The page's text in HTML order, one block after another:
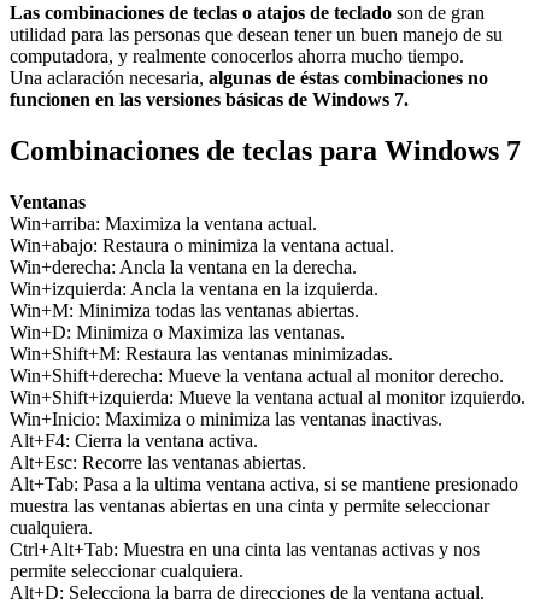
Las combinaciones de teclas o atajos de teclado son de gran
utilidad para las personas que desean tener un buen manejo de su
computadora, y realmente conocerlos ahorra mucho tiempo.
Una aclaración necesaria, algunas de éstas combinaciones no
funcionen en las versiones básicas de Windows 7.
Combinaciones de teclas para Windows 7
Ventanas
Win+arriba: Maximiza la ventana actual.
Win+abajo: Restaura o minimiza la ventana actual.
Win+derecha: Ancla la ventana en la derecha.
Win+izquierda: Ancla la ventana en la izquierda.
Win+M: Minimiza todas las ventanas abiertas.
Win+D: Minimiza o Maximiza las ventanas.
Win+Shift+M: Restaura las ventanas minimizadas.
Win+Shift+derecha: Mueve la ventana actual al monitor derecho.
Win+Shift+izquierda: Mueve la ventana actual al monitor izquierdo.
Win+Inicio: Maximiza o minimiza las ventanas inactivas.
Alt+F4: Cierra la ventana activa.
Alt+Esc: Recorre las ventanas abiertas.
Alt+Tab: Pasa a la ultima ventana activa, si se mantiene presionado
muestra las ventanas abiertas en una cinta y permite seleccionar
cualquiera.
Ctrl+Alt+Tab: Muestra en una cinta las ventanas activas y nos
permite seleccionar cualquiera.
Alt+D: Selecciona la barra de direcciones de la ventana actual.